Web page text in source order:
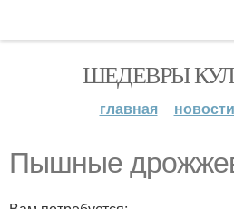
ШЕДЕВРЫ
главная новости
Пышные